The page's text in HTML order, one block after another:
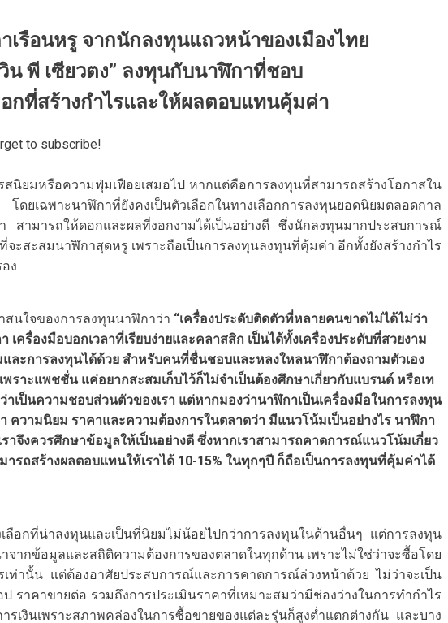
เรือนหรู จากนักลงทุนแถวหน้าของเมืองไทย
น พี เซียวตง” ลงทุนกับนาฬิกาที่ชอบ
กที่สร้างกำไรและให้ผลตอบแทนคุ้มค่า
to subscribe!
สนิยมหรือความฟุ่มเฟือยเสมอไป หากแต่คือการลงทุนที่สามารถสร้างโอกาสใน
เฉพาะนาฬิกาที่ยังคงเป็นตัวเลือกในทางเลือกการลงทุนยอดนิยมตลอดกาล
สามารถให้ดอกและผลที่งอกงามได้เป็นอย่างดี ซึ่งนักลงทุนมากประสบการณ์
จะสะสมนาฬิกาสุดหรู เพราะถือเป็นการลงทุนลงทุนที่คุ้มค่า อีกทั้งยังสร้างกำไร
ง
สนใจของการลงทุนนาฬิกาว่า “เครื่องประดับติดตัวที่หลายคนขาดไม่ได้ไม่ว่า
ครื่องมือบอกเวลาที่เรียบง่ายและคลาสสิก เป็นได้ทั้งเครื่องประดับที่สวยงาม
ละการลงทุนได้ด้วย สำหรับคนที่ชื่นชอบและหลงใหลนาฬิกาต้องถามตัวเอง
ราะแพชชั่น แค่อยากสะสมเก็บไว้ก็ไม่จำเป็นต้องศึกษาเกี่ยวกับแบรนด์ หรือเท
าเป็นความชอบส่วนตัวของเรา แต่หากมองว่านาฬิกาเป็นเครื่องมือในการลงทุน
ความนิยม ราคาและความต้องการในตลาดว่า มีแนวโน้มเป็นอย่างไร นาฬิกา
าจึงควรศึกษาข้อมูลให้เป็นอย่างดี ซึ่งหากเราสามารถคาดการณ์แนวโน้มเกี่ยว
รถสร้างผลตอบแทนให้เราได้ 10-15% ในทุกๆปี ก็ถือเป็นการลงทุนที่คุ้มค่าได้
ลือกที่น่าลงทุนและเป็นที่นิยมไม่น้อยไปกว่าการลงทุนในด้านอื่นๆ แต่การลงทุน
จากข้อมูลและสถิติความต้องการของตลาดในทุกด้าน เพราะไม่ใช่ว่าจะซื้อโดย
านั้น แต่ต้องอาศัยประสบการณ์และการคาดการณ์ล่วงหน้าด้วย ไม่ว่าจะเป็น
าคาขายต่อ รวมถึงการประเมินราคาที่เหมาะสมว่ามีช่องว่างในการทำกำไร
รเงินเพราะสภาพคล่องในการซื้อขายของแต่ละรุ่นก็สูงต่ำแตกต่างกัน และบาง